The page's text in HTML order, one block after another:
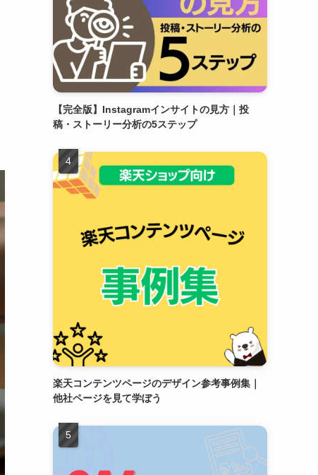
【完全版】Instagramインサイトの見方｜投
稿・ストーリー分析の5ステップ
楽天コンテンツページのデザイン参考事例集｜
他社ページを見て学ぼう